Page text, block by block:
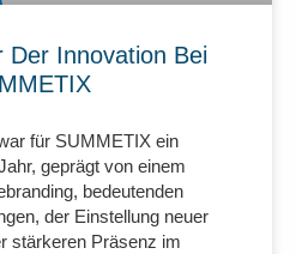
Der Innovation Bei
für SUMMETIX ein
geprägt von einem
bedeutenden
der Einstellung neuer
stärkeren Präsenz im